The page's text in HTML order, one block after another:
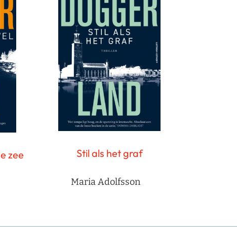
zee Stil als het graf
Maria Adolfsson